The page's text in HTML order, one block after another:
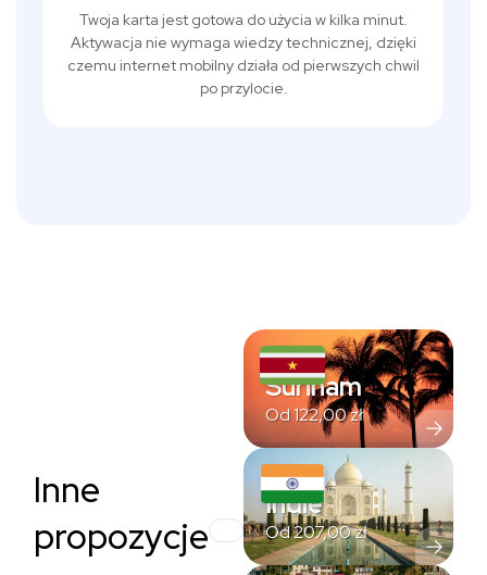
Twoja karta jest gotowa do użycia w kilka minut.
Aktywacja nie wymaga wiedzy technicznej, dzięki
czemu internet mobilny działa od pierwszych chwil
po przylocie.
Inne
propozycje
Surinam
Od122,00zł
Indie
Od207,00zł